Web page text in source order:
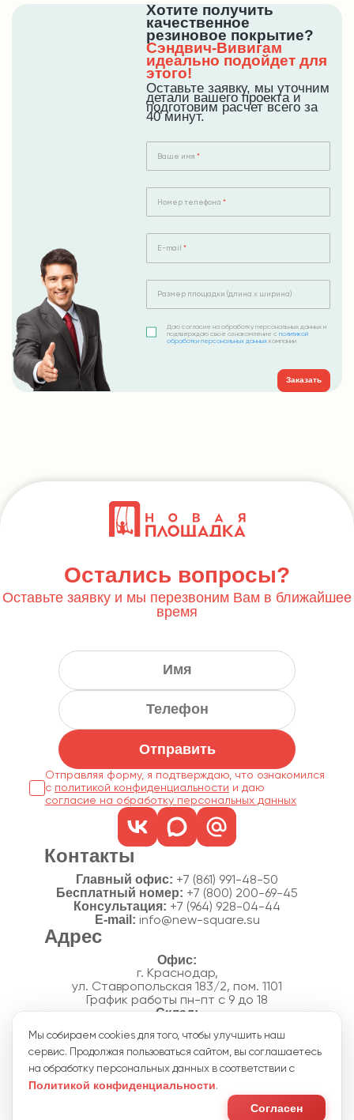
Хотите получить
качественное
резиновое покрытие?
Сэндвич-Вивигам
идеально подойдет для
этого!
Оставьте заявку, мы уточним
детали вашего проекта и
подготовим расчет всего за
40 минут.
Ваше имя
Номер телефона
E-mail
Размер площадки (длина х ширина)
Даю согласие на обработку персональных данных и
подтверждаю свое ознакомление сполитикой
обработки персональных данных компании
Заказать
Остались вопросы?
Оставьте заявку и мы перезвоним Вам в ближайшее
время
Отправить
Отправляя форму, я подтверждаю, что ознакомился
с политикой конфиденциальности
согласие на обработку персональных данных
Контакты
Главный офис: +7 (861) 991-48-50
Бесплатный номер: +7 (800) 200-69-45
Консультация: +7 (964) 928-04-44
E-mail: info@new-square.su
Адрес
г. Краснодар,
ул. Ставропольская 183/2, пом. 1101
График работы пн-пт с 9 до 18
п. Новознаменский, ул.Производственная, 15
График работы склада пн-пт с 8 до 18
Акции
Политика конфиденциальности
Согласие на обработку персональных данных
Пользовательское соглашение
Мы собираем cookies для того, чтобы улучшить наш
сервис. Продолжая пользоваться сайтом, вы соглашаетесь
на обработку персональных данных в соответствии с
Политикой конфиденциальности.
Согласен